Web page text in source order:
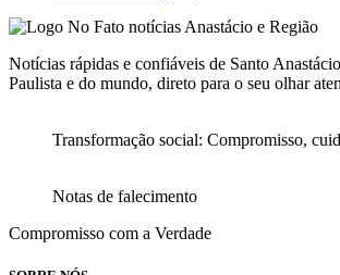
Notícias rápidas e confiáveis de Santo
Paulista e do mundo, direto para o seu olhar
Transformação social: Compromisso,
Notas de falecimento
Compromisso com a Verdade